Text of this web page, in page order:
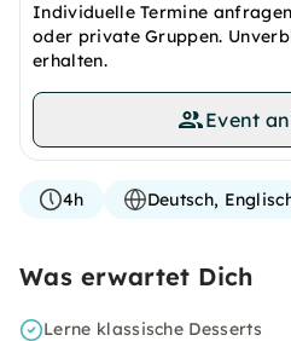
Individuelle Termine
oder private Gruppen.
erhalten.
Event
4h Deutsch,
Was erwartet Dich
Lerne klassische Desserts